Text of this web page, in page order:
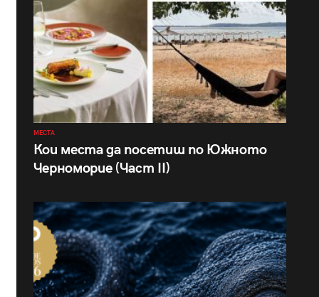
МЕСТА
Кои места да посетиш по Южното
Черноморие (Част II)